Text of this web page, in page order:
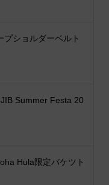
ショルダーベルト
Summer Festa 20
Hula限定バケツト